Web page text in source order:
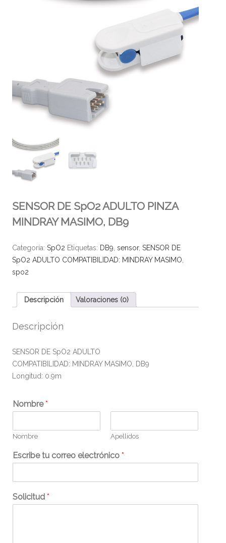
SENSOR DE SpO2 ADULTO PINZA
MINDRAY MASIMO, DB9
Categoría: SpO2 Etiquetas: DB9, sensor, SENSOR DE
SpO2 ADULTO COMPATIBILIDAD: MINDRAY MASIMO,
spo2
Descripción Valoraciones (0)
Descripción
SENSOR DE SpO2 ADULTO
COMPATIBILIDAD: MINDRAY MASIMO, DB9
Longitud: 0.9m
Nombre*
Nombre Apellidos
Escribe tu correo electrónico *
Solicitud *